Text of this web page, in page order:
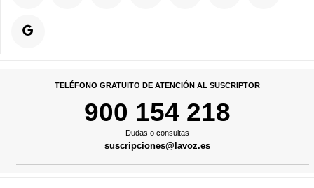
TELÉFONO GRATUITO DE ATENCIÓN AL SUSCRIPTOR
900 154 218
Dudas o consultas
suscripciones@lavoz.es